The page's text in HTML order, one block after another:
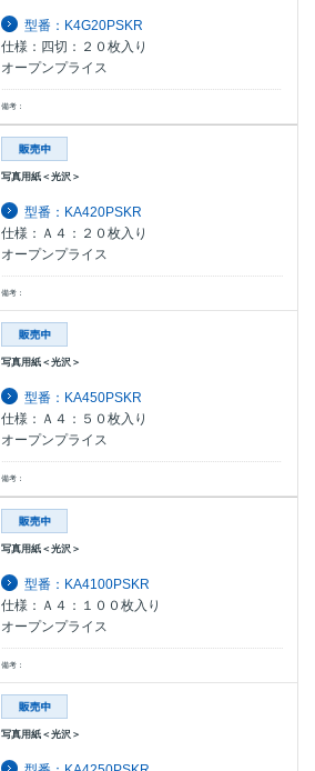
型番：K4G20PSKR
仕様：四切：２０枚入り
オープンプライス
備考：
写真用紙＜光沢＞
型番：KA420PSKR
仕様：Ａ４：２０枚入り
オープンプライス
備考：
写真用紙＜光沢＞
型番：KA450PSKR
仕様：Ａ４：５０枚入り
オープンプライス
備考：
写真用紙＜光沢＞
型番：KA4100PSKR
仕様：Ａ４：１００枚入り
オープンプライス
備考：
写真用紙＜光沢＞